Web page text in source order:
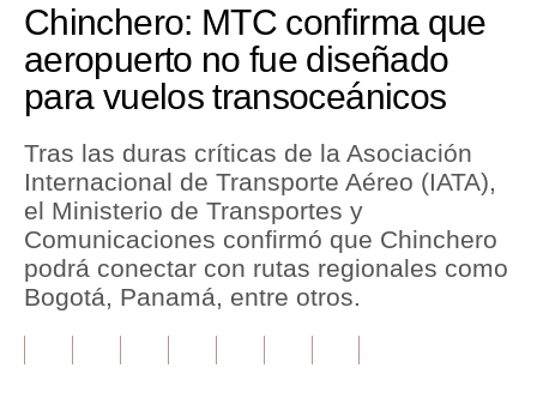
Economía
Mercados
Política
Tu Dinero
Finanzas Personales
Chinchero: MTC confirma que
aeropuerto no fue diseñado
para vuelos transoceánicos
Tras las duras críticas de la Asociación
Internacional de Transporte Aéreo (IATA),
el Ministerio de Transportes y
Comunicaciones confirmó que Chinchero
podrá conectar con rutas regionales como
Bogotá, Panamá, entre otros.